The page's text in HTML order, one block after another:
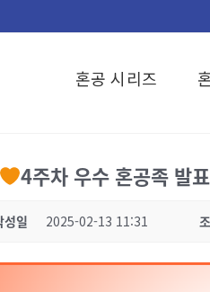
혼공 시리즈
4주차 우수 혼공족 발
성일 2025-02-13 11:31